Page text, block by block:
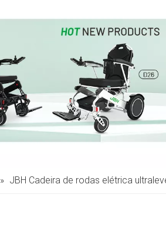
» JBH Cadeira de rodas elétrica